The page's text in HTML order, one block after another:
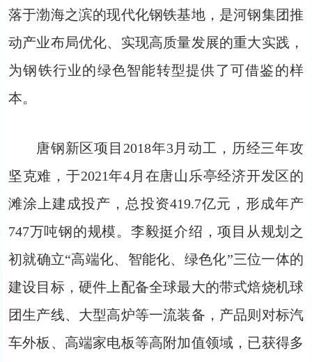
落于渤海之滨的现代化钢铁基地，是河钢集团推
动产业布局优化、实现高质量发展的重大实践，
为钢铁行业的绿色智能转型提供了可借鉴的样
本。
唐钢新区项目2018年3月动工，历经三年攻
坚克难，于2021年4月在唐山乐亭经济开发区的
滩涂上建成投产，总投资419.7亿元，形成年产
747万吨钢的规模。李毅挺介绍，项目从规划之
初就确立“高端化、智能化、绿色化”三位一体的
建设目标，硬件上配备全球最大的带式焙烧机球
团生产线、大型高炉等一流装备，产品则对标汽
车外板、高端家电板等高附加值领域，已获得多